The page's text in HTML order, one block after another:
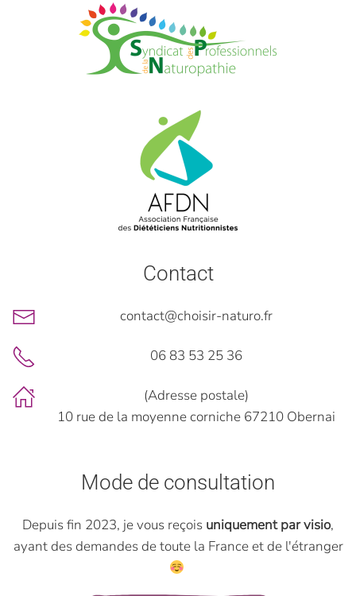
Contact
contact@choisir-naturo.fr
06 83 53 25 36
(Adresse postale)
10 rue de la moyenne corniche 67210 Obernai
Mode de consultation
Depuis fin 2023, je vous reçois uniquement par visio,
ayant des demandes de toute la France et de l'étranger